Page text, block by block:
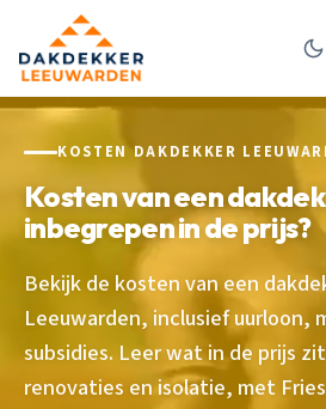
KOSTEN DAKDEKKER
Kosten van een
inbegrepen in de prijs?
Bekijk de kosten van een
Leeuwarden, inclusief uurloon,
subsidies. Leer wat in de prijs
renovaties en isolatie, met